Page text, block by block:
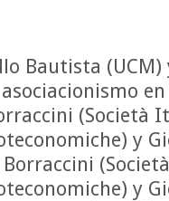
Bautista
en
(Società
y
Borraccini
y